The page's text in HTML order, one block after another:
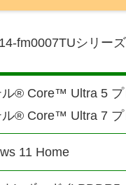
fm0007TUシリー
ル® Core™ Ultra 5
ル® Core™ Ultra 7
11 Home